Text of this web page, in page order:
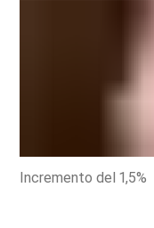
Incremento del 1,5%